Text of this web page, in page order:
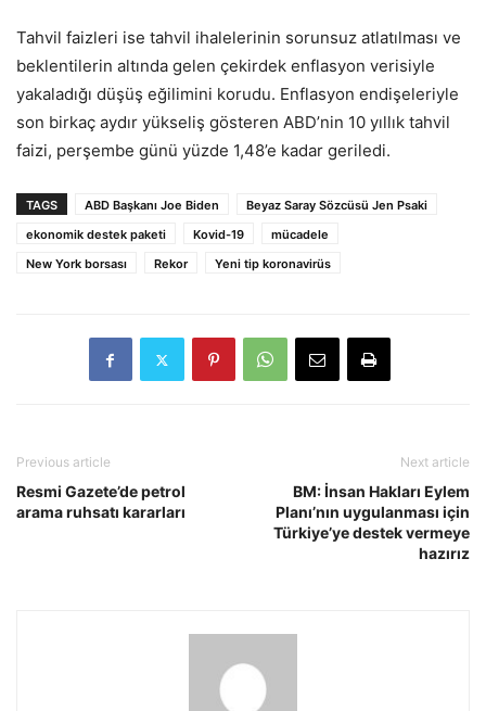
Tahvil faizleri ise tahvil ihalelerinin sorunsuz atlatılması ve
beklentilerin altında gelen çekirdek enflasyon verisiyle
yakaladığı düşüş eğilimini korudu. Enflasyon endişeleriyle
son birkaç aydır yükseliş gösteren ABD’nin 10 yıllık tahvil
faizi, perşembe günü yüzde 1,48’e kadar geriledi.
TAGS ABD Başkanı Joe Biden
Beyaz Saray Sözcüsü Jen Psaki
ekonomik destek paketi
Kovid-19
mücadele
New York borsası
Rekor Yeni tip koronavirüs
Previous article
Resmi Gazete’de petrol
arama ruhsatı kararları
Next article
BM: İnsan Hakları Eylem
Planı’nın uygulanması için
Türkiye’ye destek vermeye
hazırız